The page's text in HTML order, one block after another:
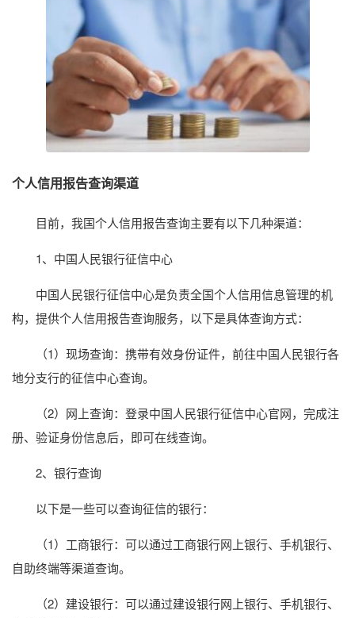
个人信用报告查询渠道
目前，我国个人信用报告查询主要有以下几种渠道：
1、中国人民银行征信中心
中国人民银行征信中心是负责全国个人信用信息管理的机
构，提供个人信用报告查询服务，以下是具体查询方式：
（1）现场查询：携带有效身份证件，前往中国人民银行各
地分支行的征信中心查询。
（2）网上查询：登录中国人民银行征信中心官网，完成注
册、验证身份信息后，即可在线查询。
2、银行查询
以下是一些可以查询征信的银行：
（1）工商银行：可以通过工商银行网上银行、手机银行、
自助终端等渠道查询。
（2）建设银行：可以通过建设银行网上银行、手机银行、